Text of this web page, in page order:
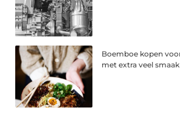
Boemboe kopen
met extra veel smaak